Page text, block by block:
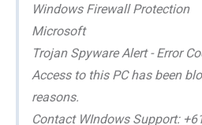
Windows Firewall Protection
Microsoft
Trojan Spyware Alert - Error
Access to this PC has been
reasons.
Contact WIndows Support: